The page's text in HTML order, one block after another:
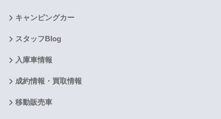
キャンピングカー
スタッフBlog
入庫車情報
成約情報・買取情報
移動販売車